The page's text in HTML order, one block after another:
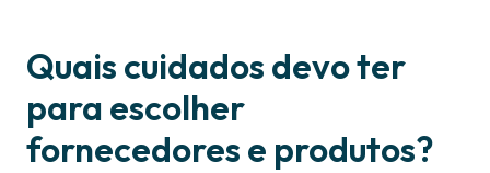
Quais cuidados devo ter
para escolher
fornecedores e produtos?